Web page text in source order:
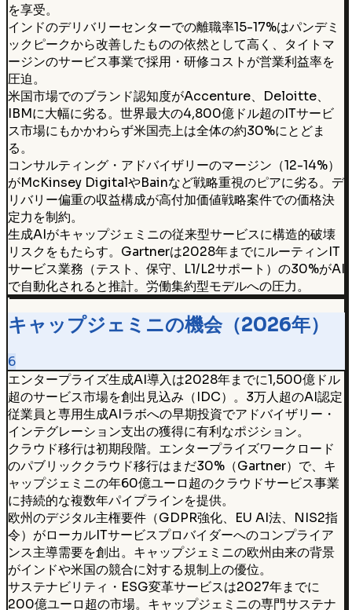
を享受。
インドのデリバリーセンターでの離職率15-17%はパンデミ
ックピークから改善したものの依然として高く、タイトマ
ージンのサービス事業で採用・研修コストが営業利益率を
圧迫。
米国市場でのブランド認知度がAccenture、Deloitte、
IBMに大幅に劣る。世界最大の4,800億ドル超のITサービ
ス市場にもかかわらず米国売上は全体の約30%にとどま
る。
コンサルティング・アドバイザリーのマージン（12-14%）
がMcKinsey DigitalやBainなど戦略重視のピアに劣る。デ
リバリー偏重の収益構成が高付加価値戦略案件での価格決
定力を制約。
生成AIがキャップジェミニの従来型サービスに構造的破壊
リスクをもたらす。Gartnerは2028年までにルーティンIT
サービス業務（テスト、保守、L1/L2サポート）の30%がAI
で自動化されると推計。労働集約型モデルへの圧力。
キャップジェミニの機会（2026年）
6
エンタープライズ生成AI導入は2028年までに1,500億ドル
超のサービス市場を創出見込み（IDC）。3万人超のAI認定
従業員と専用生成AIラボへの早期投資でアドバイザリー・
インテグレーション支出の獲得に有利なポジション。
クラウド移行は初期段階。エンタープライズワークロード
のパブリッククラウド移行はまだ30%（Gartner）で、キ
ャップジェミニの年60億ユーロ超のクラウドサービス事業
に持続的な複数年パイプラインを提供。
欧州のデジタル主権要件（GDPR強化、EU AI法、NIS2指
令）がローカルITサービスプロバイダーへのコンプライア
ンス主導需要を創出。キャップジェミニの欧州由来の背景
がインドや米国の競合に対する規制上の優位。
サステナビリティ・ESG変革サービスは2027年までに
200億ユーロ超の市場。キャップジェミニの専門サステナ